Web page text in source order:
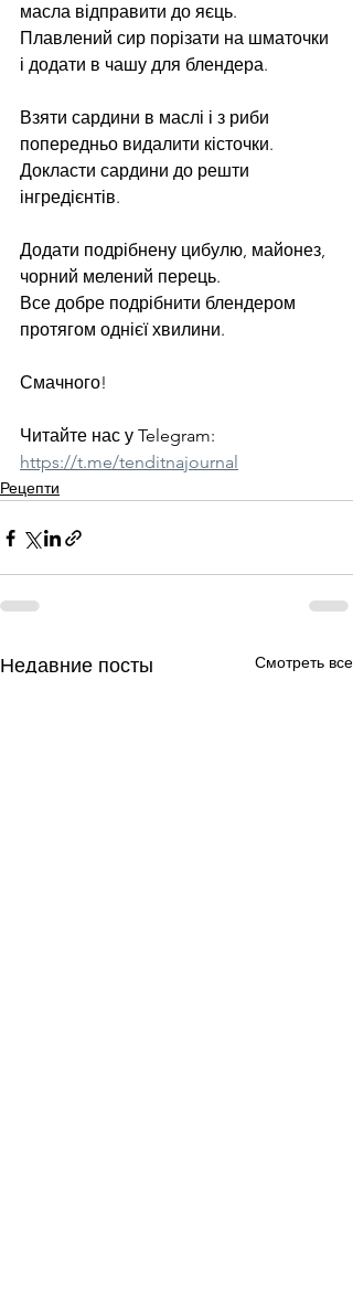
масла відправити до яєць.
Плавлений сир порізати на шматочки
і додати в чашу для блендера.
Взяти сардини в маслі і з риби
попередньо видалити кісточки.
Докласти сардини до решти
інгредієнтів.
Додати подрібнену цибулю, майонез,
чорний мелений перець.
Все добре подрібнити блендером
протягом однієї хвилини.
Смачного!
Читайте нас у Telegram:
https://t.me/tenditnajournal
Рецепти
Недавние посты Смотреть все